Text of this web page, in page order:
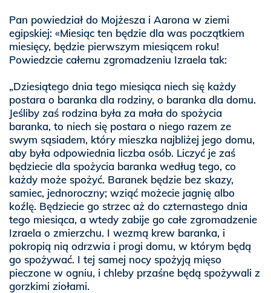
Pan powiedział do Mojżesza i Aarona w ziemi
egipskiej: «Miesiąc ten będzie dla was początkiem
miesięcy, będzie pierwszym miesiącem roku!
Powiedzcie całemu zgromadzeniu Izraela tak:
„Dziesiątego dnia tego miesiąca niech się każdy
postara o baranka dla rodziny, o baranka dla domu.
Jeśliby zaś rodzina była za mała do spożycia
baranka, to niech się postara o niego razem ze
swym sąsiadem, który mieszka najbliżej jego domu,
aby była odpowiednia liczba osób. Liczyć je zaś
będziecie dla spożycia baranka według tego, co
każdy może spożyć. Baranek będzie bez skazy,
samiec, jednoroczny; wziąć możecie jagnię albo
koźlę. Będziecie go strzec aż do czternastego dnia
tego miesiąca, a wtedy zabije go całe zgromadzenie
Izraela o zmierzchu. I wezmą krew baranka, i
pokropią nią odrzwia i progi domu, w którym będą
go spożywać. I tej samej nocy spożyją mięso
pieczone w ogniu, i chleby przaśne będą spożywali z
gorzkimi ziołami.